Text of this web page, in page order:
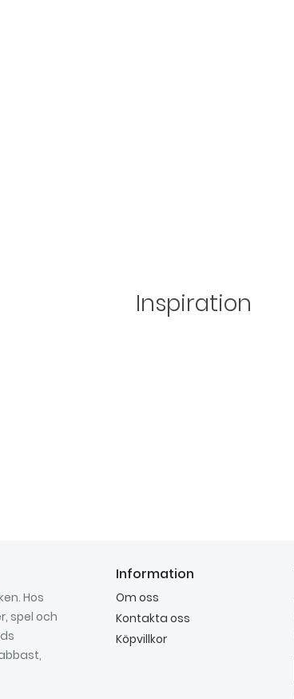
Inspiration
Hos
spel och
Information
Om oss
Kontakta oss
Köpvillkor